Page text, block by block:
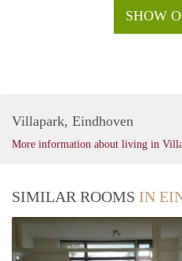
SHOW
Villapark, Eindhoven
More information about living in
SIMILAR ROOMS IN